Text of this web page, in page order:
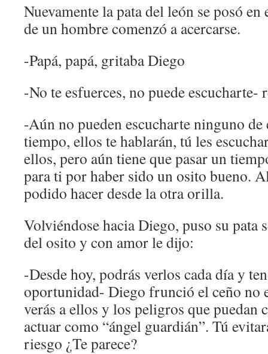
Nuevamente la pata del león se posó
de un hombre comenzó a acercarse.
-Papá, papá, gritaba Diego
-No te esfuerces, no puede escucharte-
-Aún no pueden escucharte ninguno
tiempo, ellos te hablarán, tú les
ellos, pero aún tiene que pasar un
para ti por haber sido un osito bueno.
podido hacer desde la otra orilla.
Volviéndose hacia Diego, puso su pata
del osito y con amor le dijo:
-Desde hoy, podrás verlos cada día y
oportunidad- Diego frunció el ceño no
verás a ellos y los peligros que puedan
actuar como “ángel guardián”. Tú
riesgo ¿Te parece?